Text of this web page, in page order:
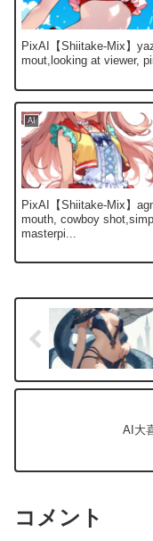
PixAI【Shiitake-Mix】
mout,looking at viewer,
AI
PixAI【Shiitake-Mix】
mouth, cowboy
masterpi...
AI大
コメント